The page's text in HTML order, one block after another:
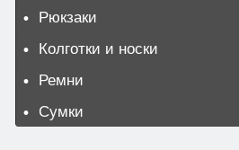
Рюкзаки
Колготки и носки
Ремни
Сумки